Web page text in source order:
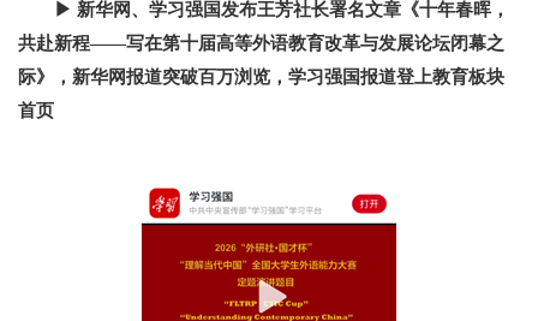
▶ 新华网、学习强国发布王芳社长署名文章《十年春晖，
共赴新程——写在第十届高等外语教育改革与发展论坛闭幕之
际》，新华网报道突破百万浏览，学习强国报道登上教育板块
首页